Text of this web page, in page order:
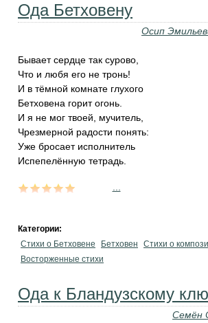
Ода Бетховену
Осип
Бывает сердце так сурово,
Что и любя его не тронь!
И в тёмной комнате глухого
Бетховена горит огонь.
И я не мог твоей, мучитель,
Чрезмерной радости понять:
Уже бросает исполнитель
Испепелённую тетрадь.
Категории:
Стихи о Бетховене
Бетховен
Стихи о
Восторженные стихи
Ода к Бландузскому
Семён